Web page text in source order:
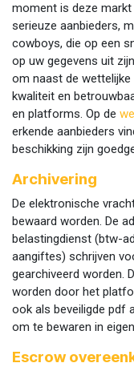
moment is deze markt
serieuze aanbieders,
cowboys, die op een
op uw gegevens uit
om naast de
kwaliteit en
en platforms. Op de
erkende aanbieders
beschikking zijn
Archivering
De elektronische
bewaard worden. De
belastingdienst (btw-
aangiftes) schrijven
gearchiveerd worden.
worden door het
ook als beveiligde pdf
om te bewaren in
Escrow